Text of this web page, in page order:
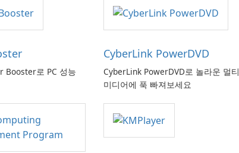
Booster로 PC 성능
CyberLink PowerDVD
CyberLink PowerDVD로 놀라운 멀티
미디어에 푹 빠져보세요